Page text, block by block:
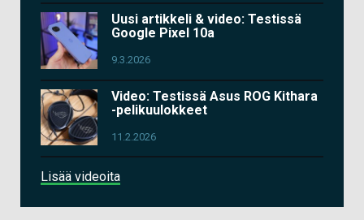
Uusi artikkeli & video: Testissä
Google Pixel 10a
9.3.2026
Video: Testissä Asus ROG Kithara
-pelikuulokkeet
11.2.2026
Lisää videoita